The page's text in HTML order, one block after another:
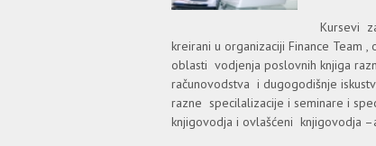
Kursevi
kreirani u organizaciji Finance Team
oblаsti vodjenja poslovnih knjiga
računovodstva i dugogodišnje
razne specilalizacije i seminare i
knjigovodja i ovlašćeni knjigovodja